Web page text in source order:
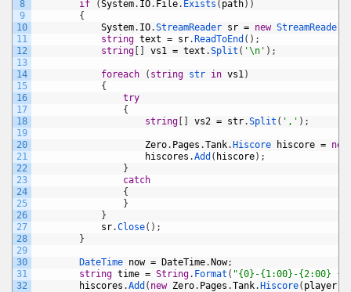
8
9
10
11
12
13
14
15
16
17
18
19
20
21
22
23
24
25
26
27
28
29
30
31
32
if
(System. IO. File. Exists ( path) )
{
System. IO.StreamReader sr = new StreamReader
string text = sr. ReadToEnd ( ) ;
string
vs1 = text .Split ( '\n' ) ;
foreach ( string str in vs1)
{
try
{
string
vs2 = str.Split ( ',' ) ;
Zero. Pages .Tank. Hiscore hiscore = new
hiscores .Add ( hiscore) ;
}
catch
{
}
}
sr.Close( ) ;
}
DateTime now = DateTime. Now;
string time = String. Format ( "{0}-{1:00}-{2:00}
hiscores .Add ( new Zero. Pages .Tank. Hiscore( player